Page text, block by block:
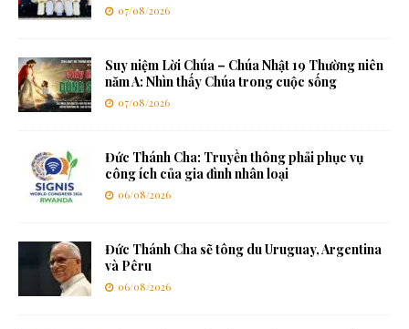
07/08/2026
Suy niệm Lời Chúa – Chúa Nhật 19 Thường niên
năm A: Nhìn thấy Chúa trong cuộc sống
07/08/2026
Đức Thánh Cha: Truyền thông phải phục vụ
công ích của gia đình nhân loại
06/08/2026
Đức Thánh Cha sẽ tông du Uruguay, Argentina
và Pêru
06/08/2026